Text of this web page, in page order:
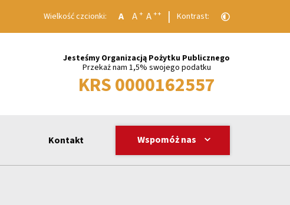
Wielkość czcionki: A A+ A++ | Kontrast:
Jesteśmy Organizacją Pożytku Publicznego
Przekaż nam 1,5% swojego podatku
KRS 0000162557
Kontakt Wspomóż nas